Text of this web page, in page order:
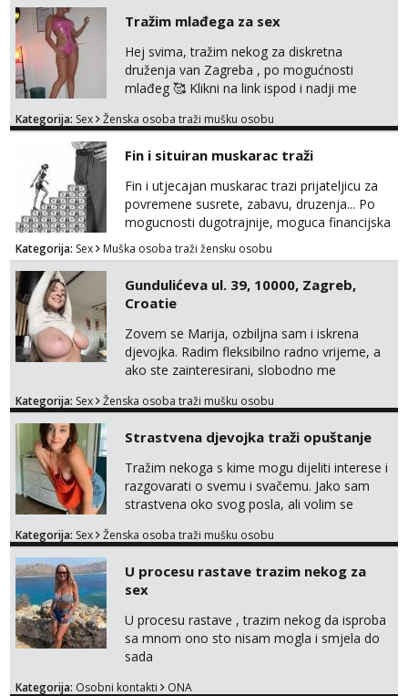
Tražim mlađega za sex
Hej svima, tražim nekog za diskretna
druženja van Zagreba , po mogućnosti
mlađeg 🥰 Klikni na link ispod i nadji me
Kategorija: Sex Ženska osoba traži mušku osobu
Fin i situiran muskarac traži
Fin i utjecajan muskarac trazi prijateljicu za
povremene susrete, zabavu, druzenja... Po
mogucnosti dugotrajnije, moguca financijska
potpora!
Kategorija: Sex Muška osoba traži žensku osobu
Gundulićeva ul. 39, 10000, Zagreb,
Croatie
Zovem se Marija, ozbiljna sam i iskrena
djevojka. Radim fleksibilno radno vrijeme, a
ako ste zainteresirani, slobodno me
broj☎️:+385 92 451 2472
Kategorija: Sex Ženska osoba traži mušku osobu
Strastvena djevojka traži opuštanje
Tražim nekoga s kime mogu dijeliti interese i
razgovarati o svemu i svačemu. Jako sam
strastvena oko svog posla, ali volim se
Voljela bi naci nekoga pa da se nemoram
ispod i nadji me tamo, cekam te!
Kategorija: Sex Ženska osoba traži mušku osobu
U procesu rastave trazim nekog za
sex
U procesu rastave , trazim nekog da isproba
sa mnom ono sto nisam mogla i smjela do
sada
Kategorija: Osobni kontakti ONA